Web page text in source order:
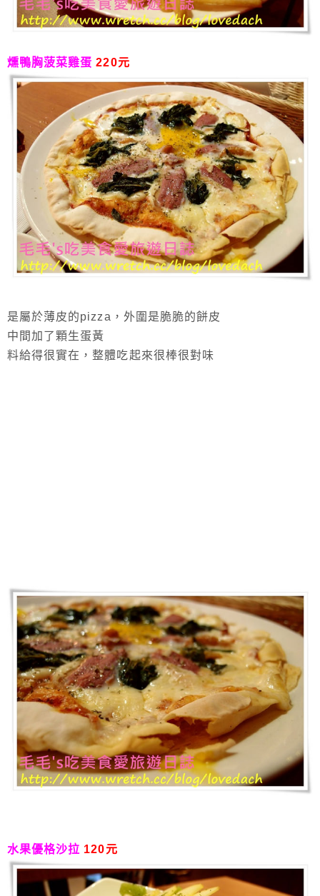
燻鴨胸菠菜雞蛋 220元
是屬於薄皮的pizza，外圍是脆脆的餅皮
中間加了顆生蛋黃
料給得很實在，整體吃起來很棒很對味
水果優格沙拉 120元